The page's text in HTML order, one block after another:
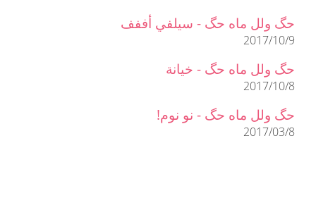
حگ ولل ماه حگ - سيلفي أففف
2017/10/9
حگ ولل ماه حگ - خيانة
2017/10/8
حگ ولل ماه حگ - نو نوم!
2017/03/8